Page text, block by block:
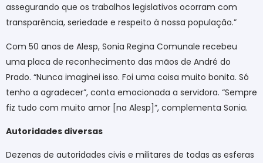
assegurando que os trabalhos legislativos ocorram com
transparência, seriedade e respeito à nossa população.”
Com 50 anos de Alesp, Sonia Regina Comunale recebeu
uma placa de reconhecimento das mãos de André do
Prado. “Nunca imaginei isso. Foi uma coisa muito bonita. Só
tenho a agradecer”, conta emocionada a servidora. “Sempre
fiz tudo com muito amor [na Alesp]”, complementa Sonia.
Autoridades diversas
Dezenas de autoridades civis e militares de todas as esferas